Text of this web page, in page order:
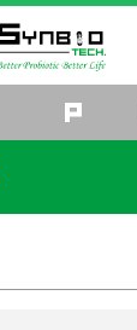
twitter